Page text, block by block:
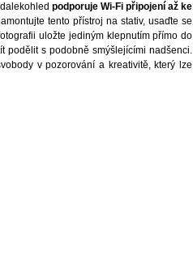
podporuje Wi-Fi připojení až ke
tento přístroj na stativ, usaďte se
uložte jediným klepnutím přímo do
podělit s podobně smýšlejícími nadšenci.
v pozorování a kreativitě, který lze